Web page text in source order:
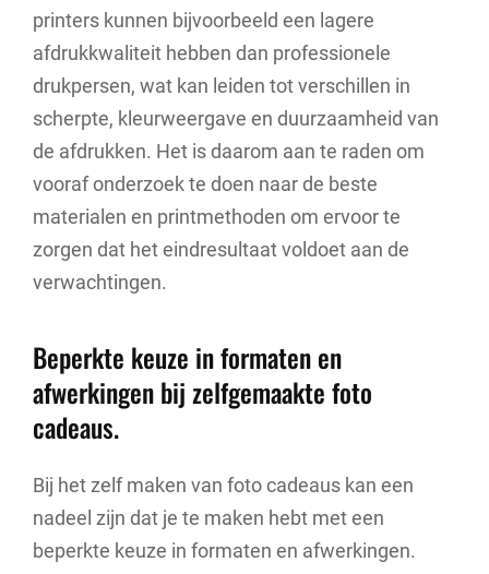
printers kunnen bijvoorbeeld een lagere
afdrukkwaliteit hebben dan professionele
drukpersen, wat kan leiden tot verschillen in
scherpte, kleurweergave en duurzaamheid van
de afdrukken. Het is daarom aan te raden om
vooraf onderzoek te doen naar de beste
materialen en printmethoden om ervoor te
zorgen dat het eindresultaat voldoet aan de
verwachtingen.
Beperkte keuze in formaten en
afwerkingen bij zelfgemaakte foto
cadeaus.
Bij het zelf maken van foto cadeaus kan een
nadeel zijn dat je te maken hebt met een
beperkte keuze in formaten en afwerkingen.